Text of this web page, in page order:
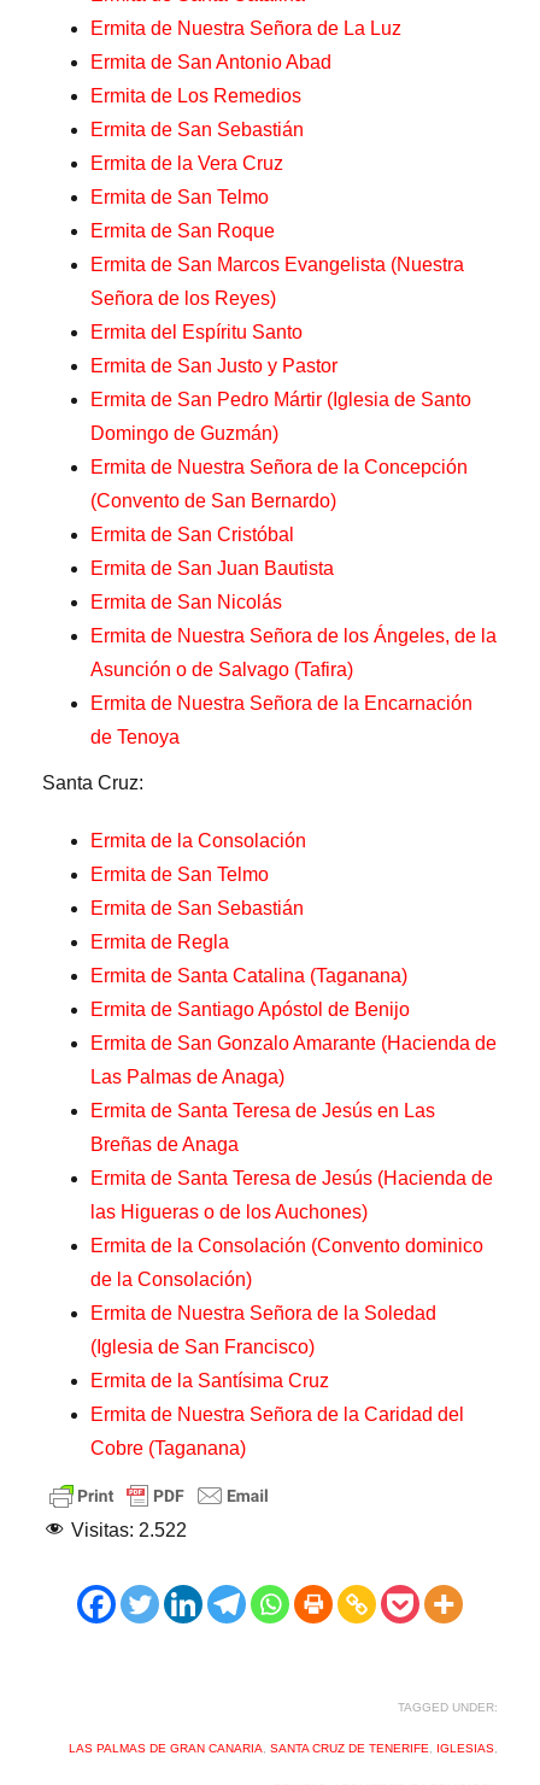
Ermita de Nuestra Señora de La Luz
Ermita de San Antonio Abad
Ermita de Los Remedios
Ermita de San Sebastián
Ermita de la Vera Cruz
Ermita de San Telmo
Ermita de San Roque
Ermita de San Marcos Evangelista (Nuestra
Señora de los Reyes)
Ermita del Espíritu Santo
Ermita de San Justo y Pastor
Ermita de San Pedro Mártir (Iglesia de Santo
Domingo de Guzmán)
Ermita de Nuestra Señora de la Concepción
(Convento de San Bernardo)
Ermita de San Cristóbal
Ermita de San Juan Bautista
Ermita de San Nicolás
Ermita de Nuestra Señora de los Ángeles, de la
Asunción o de Salvago (Tafira)
Ermita de Nuestra Señora de la Encarnación
de Tenoya
Santa Cruz:
Ermita de la Consolación
Ermita de San Telmo
Ermita de San Sebastián
Ermita de Regla
Ermita de Santa Catalina (Taganana)
Ermita de Santiago Apóstol de Benijo
Ermita de San Gonzalo Amarante (Hacienda de
Las Palmas de Anaga)
Ermita de Santa Teresa de Jesús en Las
Breñas de Anaga
Ermita de Santa Teresa de Jesús (Hacienda de
las Higueras o de los Auchones)
Ermita de la Consolación (Convento dominico
de la Consolación)
Ermita de Nuestra Señora de la Soledad
(Iglesia de San Francisco)
Ermita de la Santísima Cruz
Ermita de Nuestra Señora de la Caridad del
Cobre (Taganana)
Visitas: 2.522
TAGGED UNDER:
LAS PALMAS DE GRAN CANARIA SANTA CRUZ DE TENERIFE IGLESIAS